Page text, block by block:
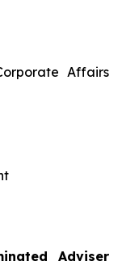
Affairs
Adviser